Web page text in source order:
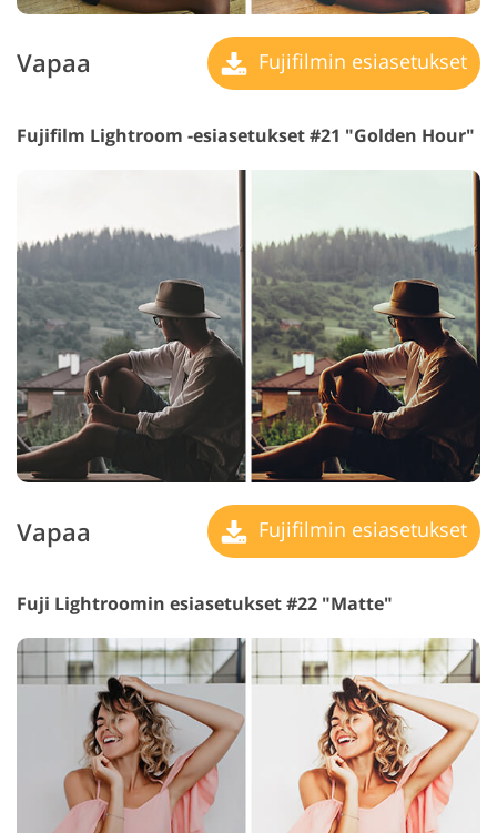
Vapaa Fujifilmin esiasetukset
Fujifilm Lightroom -esiasetukset #21 "Golden Hour"
Vapaa Fujifilmin esiasetukset
Fuji Lightroomin esiasetukset #22 "Matte"